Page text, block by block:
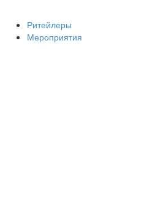
Ритейлеры
Мероприятия